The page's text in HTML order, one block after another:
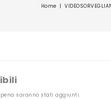
Home
saranno stati aggiunti.